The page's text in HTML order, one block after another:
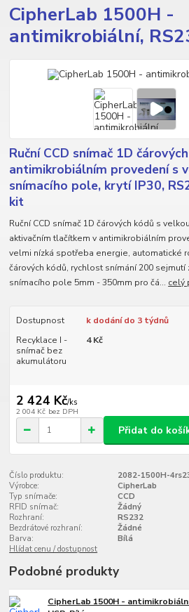
CipherLab 1500H -
antimikrobiální,
Ruční CCD snímač 1D
antimikrobiálním provedení s
snímacího pole, krytí IP30,
kit
Ruční CCD snímač 1D čárových kódů s
aktivačním tlačítkem v antimikrobiálním
velmi nízká spotřeba energie, automatické
čárových kódů, rychlost snímání 200 sejmutí
snímacího pole 5mm - 350mm pro čá... celý
Dostupnost
k dodání do 3 týdnů
Recyklace I -
snímač bez
akumulátoru
4 Kč
2 424 Kč/ks
2 004 Kč bez DPH
Přidat do
Číslo produktu:
2082-1500H-
Výrobce:
CipherLab
Typ snímače:
CCD
RFID snímač:
Žádný
Rozhraní:
RS232
Bezdrátové rozhraní:
Žádné
Barva:
Bílá
Hlídat cenu / dostupnost
Podobné produkty
CipherLab 1500H -